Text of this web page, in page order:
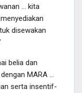
… kita
disewakan
belia dan
MARA …
serta insentif-